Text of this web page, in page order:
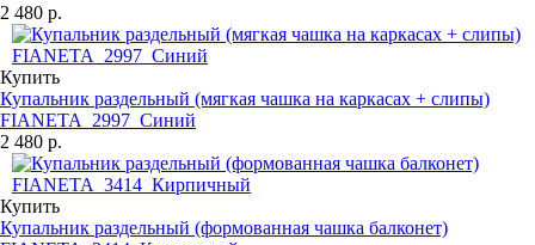
2 480 р.
Купить
Купальник раздельный (мягкая чашка на каркасах + слипы)
FIANETA_2997_Синий
2 480 р.
Купить
Купальник раздельный (формованная чашка балконет)